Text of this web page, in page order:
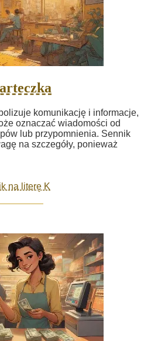
komunikację i informacje,
oznaczać wiadomości od
lub przypomnienia. Sennik
na szczegóły, ponieważ
na literę K